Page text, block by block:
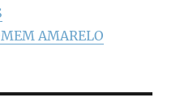
AMARELO